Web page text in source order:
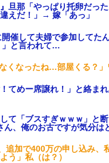
旦那「やっぱり托卵だっ
えだ！」→ 嫁「あっ」
催して夫婦で参加してた
」と言われて…
くなったね…部屋くる？」
てめー席譲れ！」と絡ま
て「ブスすぎｗｗｗ」と
ん、俺のお古ですが気分
追加で400万の申し込み、
う」私（は？）